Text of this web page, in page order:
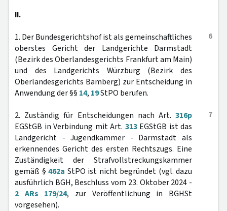
II.
6
1. Der Bundesgerichtshof ist als gemeinschaftliches
oberstes Gericht der Landgerichte Darmstadt
(Bezirk des Oberlandesgerichts Frankfurt am Main)
und des Landgerichts Würzburg (Bezirk des
Oberlandesgerichts Bamberg) zur Entscheidung in
Anwendung der §§ 14, 19StPO berufen.
7
2. Zuständig für Entscheidungen nach Art. 316p
EGStGB in Verbindung mit Art. 313EGStGB ist das
Landgericht - Jugendkammer - Darmstadt als
erkennendes Gericht des ersten Rechtszugs. Eine
Zuständigkeit der Strafvollstreckungskammer
gemäß § 462a StPO ist nicht begründet (vgl. dazu
ausführlich BGH, Beschluss vom 23. Oktober 2024 -
2 ARs 179/24, zur Veröffentlichung in BGHSt
vorgesehen).